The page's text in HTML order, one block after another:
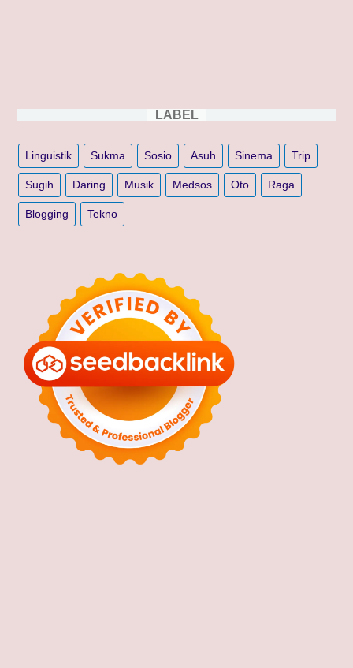
LABEL
Linguistik Sukma Sosio Asuh Sinema Trip
Sugih Daring Musik Medsos Oto Raga
Blogging Tekno